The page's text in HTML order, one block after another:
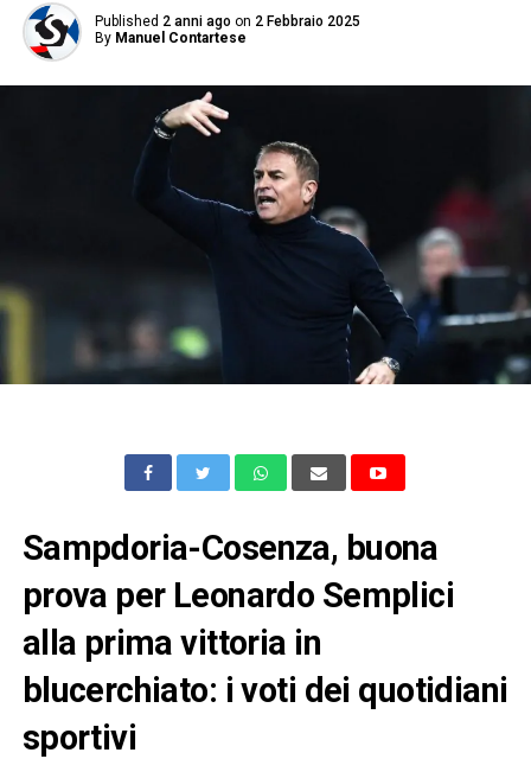
Published 2 anni ago on 2 Febbraio 2025
By Manuel Contartese
Sampdoria-Cosenza, buona
prova per Leonardo Semplici
alla prima vittoria in
blucerchiato: i voti dei quotidiani
sportivi